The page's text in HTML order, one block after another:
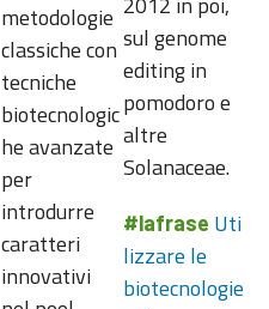
metodologie
classiche con
tecniche
biotecnologic
he avanzate
per
introdurre
caratteri
innovativi
sul genome
editing in
pomodoro e
altre
Solanaceae.
#lafrase Uti
lizzare le
biotecnologie